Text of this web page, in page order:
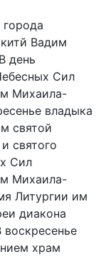
Вадим
день
Сил
Михаила-
владыка
святой
святого
Сил
Михаила-
Литургии им
диакона
храм